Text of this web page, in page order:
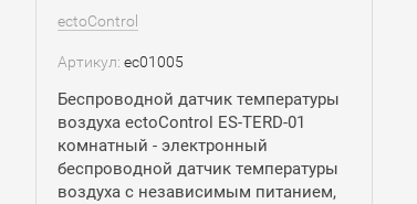
ectoControl
Артикул: ec01005
Беспроводной датчик температуры
воздуха ectoControl ES-TERD-01
комнатный - электронный
беспроводной датчик температуры
воздуха с независимым питанием,